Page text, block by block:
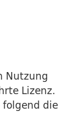
Nutzung
Lizenz.
die